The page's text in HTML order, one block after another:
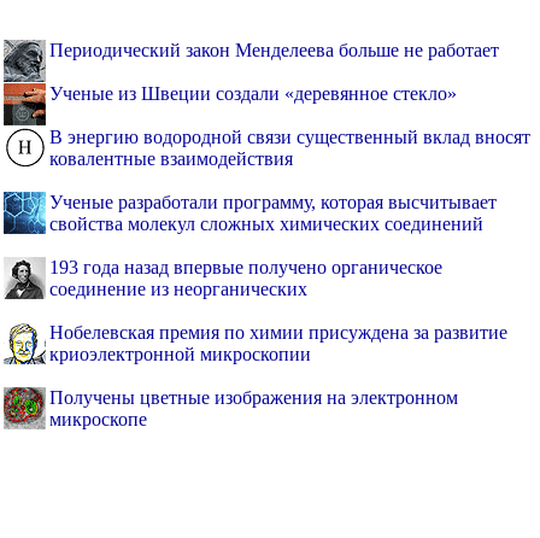
Периодический закон Менделеева больше не работает
Ученые из Швеции создали «деревянное стекло»
В энергию водородной связи существенный вклад вносят
ковалентные взаимодействия
Ученые разработали программу, которая высчитывает
свойства молекул сложных химических соединений
193 года назад впервые получено органическое
соединение из неорганических
Нобелевская премия по химии присуждена за развитие
криоэлектронной микроскопии
Получены цветные изображения на электронном
микроскопе